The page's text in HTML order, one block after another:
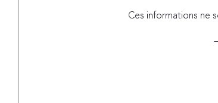
Ces informations ne